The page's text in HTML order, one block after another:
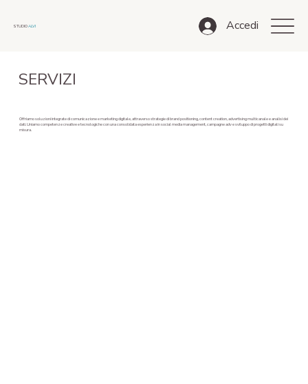
STUDIOALVI Accedi
SERVIZI
Offriamo soluzioni integrate di comunicazione e marketing digitale, attraverso strategie di brand positioning, content creation, advertising multicanale e analisi dei
dati. Uniamo competenze creative e tecnologiche con una consolidata esperienza in social media management, campagne adv e sviluppo di progetti digitali su
misura.